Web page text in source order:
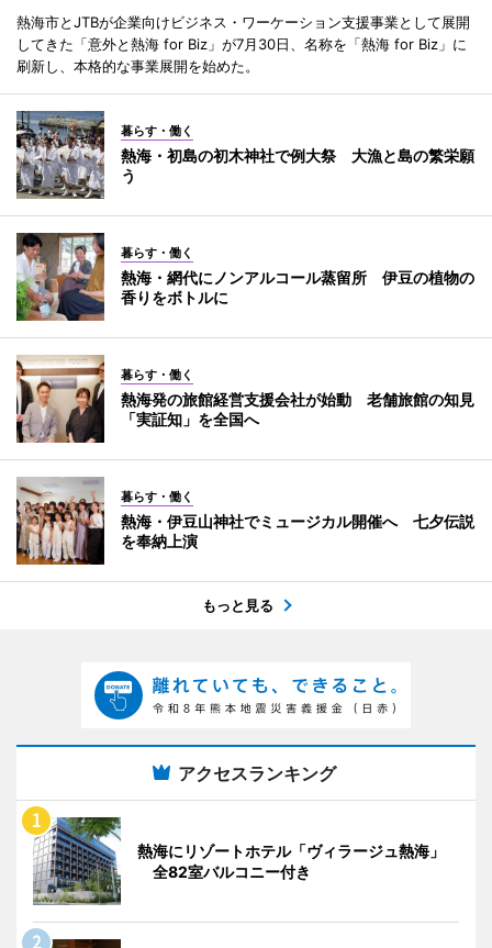
熱海市とJTBが企業向けビジネス・ワーケーション支援事業として展開
してきた「意外と熱海 for Biz」が7月30日、名称を「熱海 for Biz」に
刷新し、本格的な事業展開を始めた。
暮らす・働く
熱海・初島の初木神社で例大祭 大漁と島の繁栄願
う
暮らす・働く
熱海・網代にノンアルコール蒸留所 伊豆の植物の
香りをボトルに
暮らす・働く
熱海発の旅館経営支援会社が始動 老舗旅館の知見
「実証知」を全国へ
暮らす・働く
熱海・伊豆山神社でミュージカル開催へ 七夕伝説
を奉納上演
もっと見る
アクセスランキング
熱海にリゾートホテル「ヴィラージュ熱海」
全82室バルコニー付き